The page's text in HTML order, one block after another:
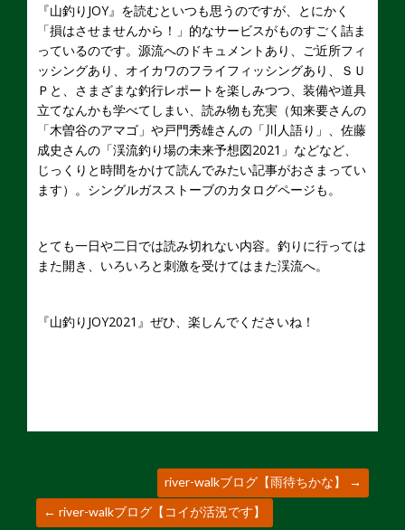
『山釣りJOY』を読むといつも思うのですが、とにかく
「損はさせませんから！」的なサービスがものすごく詰ま
っているのです。源流へのドキュメントあり、ご近所フィ
ッシングあり、オイカワのフライフィッシングあり、ＳＵ
Ｐと、さまざまな釣行レポートを楽しみつつ、装備や道具
立てなんかも学べてしまい、読み物も充実（知来要さんの
「木曽谷のアマゴ」や戸門秀雄さんの「川人語り」、佐藤
成史さんの「渓流釣り場の未来予想図2021」などなど、
じっくりと時間をかけて読んでみたい記事がおさまってい
ます）。シングルガスストーブのカタログページも。
とても一日や二日では読み切れない内容。釣りに行っては
また開き、いろいろと刺激を受けてはまた渓流へ。
『山釣りJOY2021』ぜひ、楽しんでくださいね！
river-walkブログ【雨待ちかな】
→
← river-walkブログ【コイが活況です】